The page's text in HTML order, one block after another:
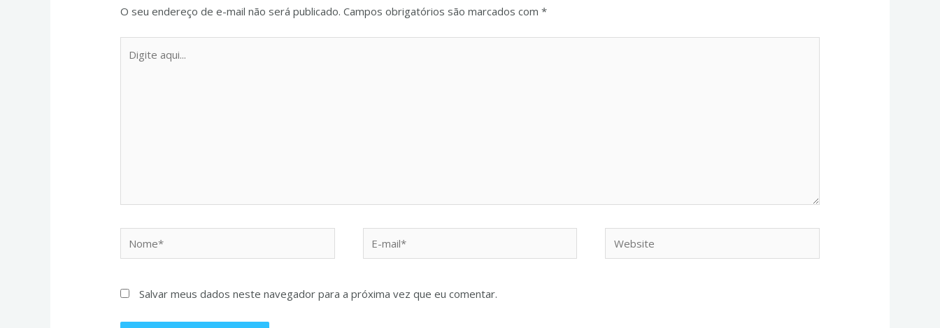
O seu endereço de e-mail não será publicado. Campos obrigatórios são marcados com*
Salvar meus dados neste navegador para a próxima vez que eu comentar.